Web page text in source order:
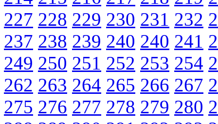
227 228 229 230 231 232
237 238 239 240 240 241
249 250 251 252 253 254
262 263 264 265 266 267
275 276 277 278 279 280